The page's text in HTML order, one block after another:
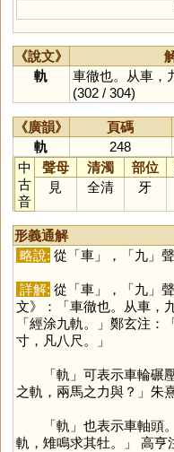
《說文》
軌
車徹也。从車，
(302 / 304)
《廣韻》 頁碼
軌
248
中
古
音
聲母 清濁 部位
見
全清 牙
形義通解
略說: 從「車」，「九」
詳解: 從「車」，「九」
文》：「車徹也。从車，
「經涂九軌。」鄭玄注
寸，凡八尺。」
「軌 」可表示車輪碾
之軌，兩馬之力與？」朱
「軌 」也表示車軸頭
軌，雉鳴求其牡。」 高亨